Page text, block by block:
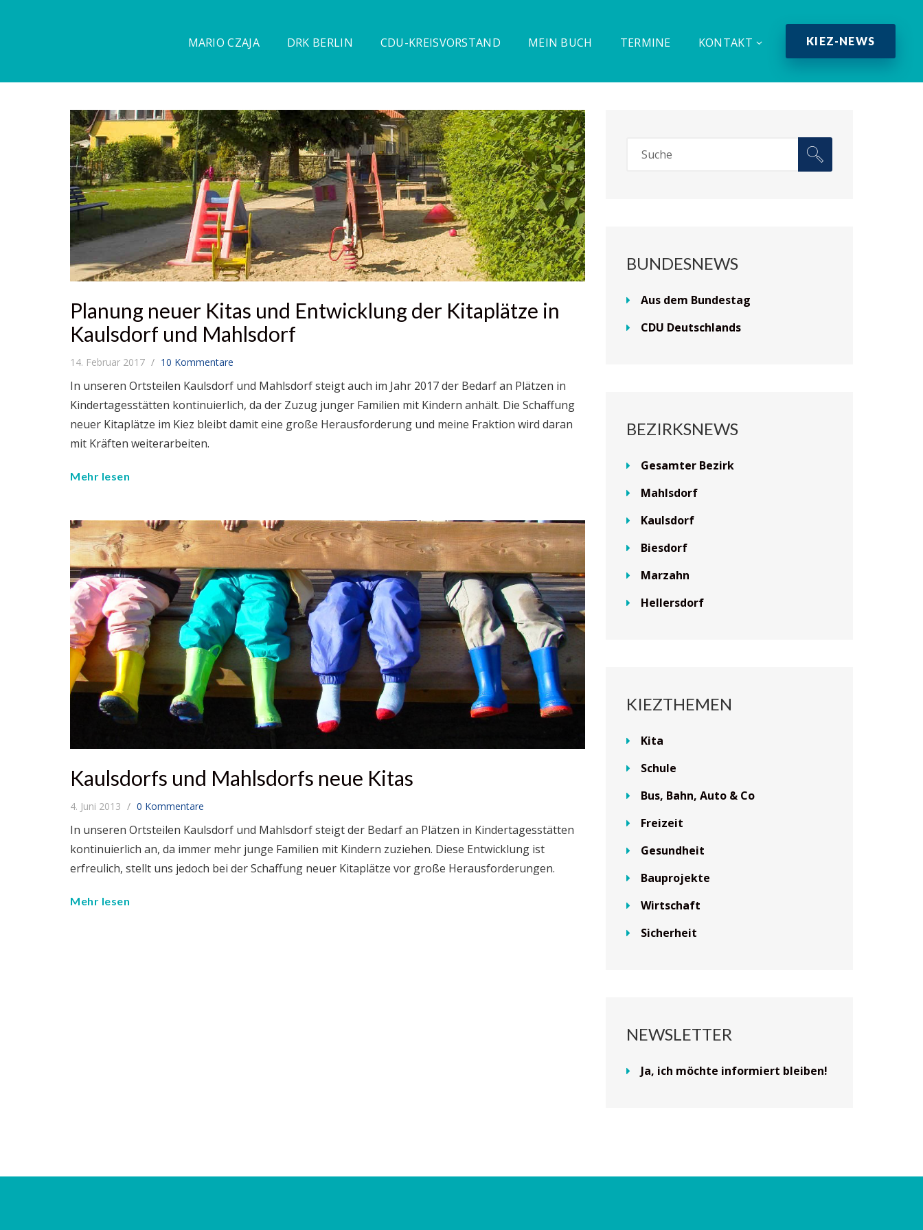
MARIO CZAJA DRK BERLIN CDU-KREISVORSTAND MEIN BUCH TERMINE KONTAKT KIEZ-NEWS
Planung neuer Kitas und Entwicklung der Kitaplätze in
Kaulsdorf und Mahlsdorf
14. Februar 2017 10 Kommentare
In unseren Ortsteilen Kaulsdorf und Mahlsdorf steigt auch im Jahr 2017 der Bedarf an Plätzen in
Kindertagesstätten kontinuierlich, da der Zuzug junger Familien mit Kindern anhält. Die Schaffung
neuer Kitaplätze im Kiez bleibt damit eine große Herausforderung und meine Fraktion wird daran
mit Kräften weiterarbeiten.
Mehr lesen
Kaulsdorfs und Mahlsdorfs neue Kitas
4. Juni 2013 0 Kommentare
In unseren Ortsteilen Kaulsdorf und Mahlsdorf steigt der Bedarf an Plätzen in Kindertagesstätten
kontinuierlich an, da immer mehr junge Familien mit Kindern zuziehen. Diese Entwicklung ist
erfreulich, stellt uns jedoch bei der Schaffung neuer Kitaplätze vor große Herausforderungen.
Mehr lesen
BUNDESNEWS
Aus dem Bundestag
CDU Deutschlands
BEZIRKSNEWS
Gesamter Bezirk
Mahlsdorf
Kaulsdorf
Biesdorf
Marzahn
Hellersdorf
KIEZTHEMEN
Kita
Schule
Bus, Bahn, Auto & Co
Freizeit
Gesundheit
Bauprojekte
Wirtschaft
Sicherheit
NEWSLETTER
Ja, ich möchte informiert bleiben!